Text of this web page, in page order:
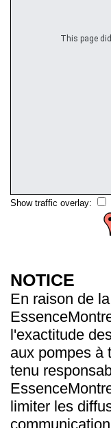
This page
Show traffic overlay:
NOTICE
En raison de
l'exactitude
aux pompes à
tenu
limiter les